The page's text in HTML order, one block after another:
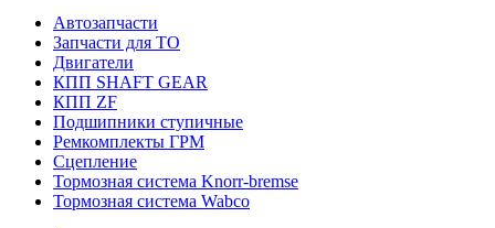
Автозапчасти
Запчасти для ТО
Двигатели
КПП SHAFT GEAR
КПП ZF
Подшипники ступичные
Ремкомплекты ГРМ
Сцепление
Тормозная система Knorr-bremse
Тормозная система Wabco